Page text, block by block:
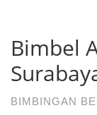
Bimbel
BIMBINGAN